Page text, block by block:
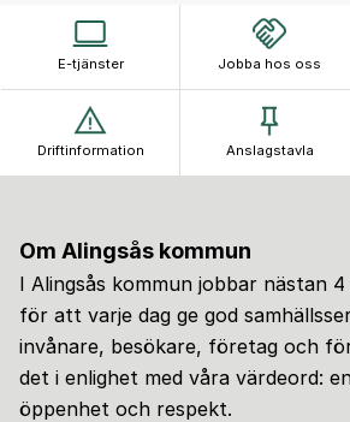
E-tjänster Jobba hos oss
Driftinformation Anslagstavla
Om Alingsås kommun
I Alingsås kommun jobbar nästan
för att varje dag ge god
invånare, besökare, företag och
det i enlighet med våra värdeord:
öppenhet och respekt.